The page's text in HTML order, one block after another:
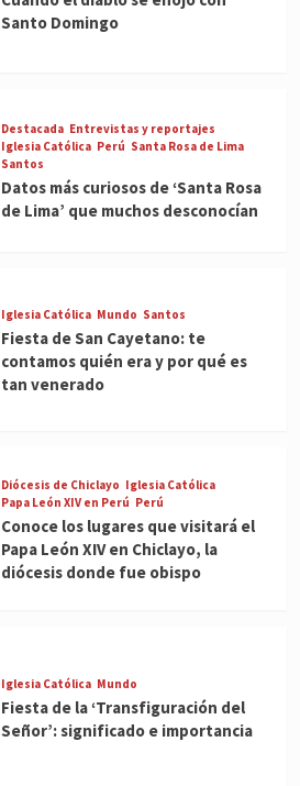
Santo Domingo
Destacada Entrevistas y reportajes
Iglesia Católica Perú Santa Rosa de Lima
Santos
Datos más curiosos de ‘Santa Rosa
de Lima’ que muchos desconocían
Iglesia Católica Mundo Santos
Fiesta de San Cayetano: te
contamos quién era y por qué es
tan venerado
Diócesis de Chiclayo Iglesia Católica
Papa León XIV en Perú Perú
Conoce los lugares que visitará el
Papa León XIV en Chiclayo, la
diócesis donde fue obispo
Iglesia Católica Mundo
Fiesta de la ‘Transfiguración del
Señor’: significado e importancia